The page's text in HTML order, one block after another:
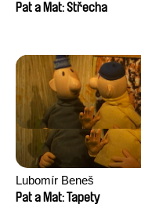
Pat a Mat: Střecha
Lubomír Beneš
Pat a Mat: Tapety